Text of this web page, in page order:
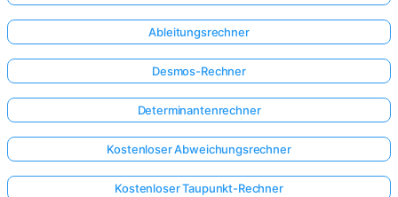
Ableitungsrechner
Desmos-Rechner
Determinantenrechner
Kostenloser Abweichungsrechner
Kostenloser Taupunkt-Rechner